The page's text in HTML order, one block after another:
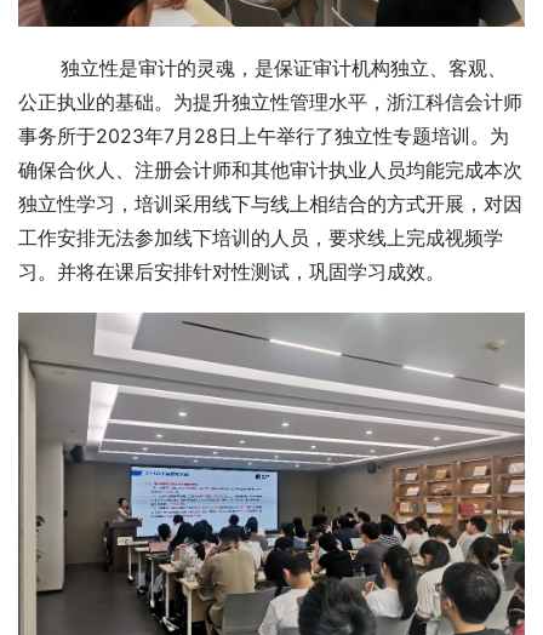
公正执业的基础。为提升独立性管理水平，浙江科信会计师
事务所于2023年7月28日上午举行了独立性专题培训。为
确保合伙人、注册会计师和其他审计执业人员均能完成本次
独立性学习，培训采用线下与线上相结合的方式开展，对因
工作安排无法参加线下培训的人员，要求线上完成视频学
习。并将在课后安排针对性测试，巩固学习成效。